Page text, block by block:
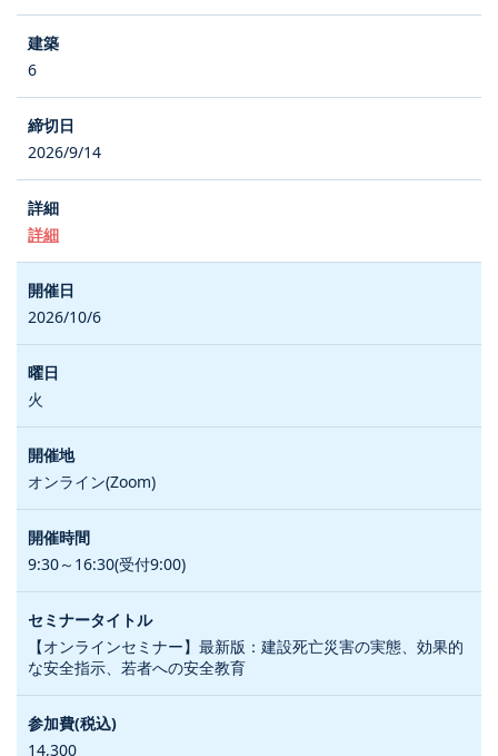
6
2026/9/14
詳細
2026/10/6
火
オンライン(Zoom)
9:30～16:30(受付9:00)
【オンラインセミナー】最新版：建設死亡災害の実態、効果的
な安全指示、若者への安全教育
14,300